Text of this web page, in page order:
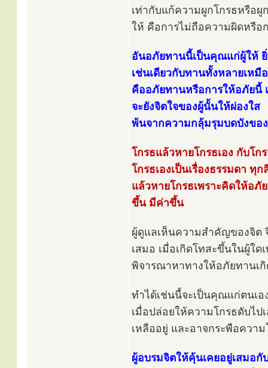
เท่ากับแก้ความผูกโกรธหรือ
ให้ คือการไม่ถือความผิดหรือ
อันอภัยทานนี้เป็นคุณแก่ผู้ให้ ยิ่
เช่นเดียวกับทานทั้งหลายเหมื
คืออภัยทานหรือการให้อภัยนี้
จะยังจิตใจของผู้นั้นให้ผ่องใส
พ้นจากความกลุ้มรุมบดบังขอ
โกรธแล้วหายโกรธเอง กับโ
โกรธเองเป็นเรื่องธรรมดา ทุ
แล้วหายโกรธเพราะคิดให้อภั
ขึ้น มีค่าขึ้น
ผู้ดูแลเห็นความสำคัญของจิต
เสมอ เมื่อเกิดโทสะขึ้นในผู้ใ
พิจารณาหาทางให้อภัยทานเ
ทำได้เช่นนี้จะเป็นคุณแก่ตนเ
เมื่อปล่อยให้ความโกรธดับไ
เหลืออยู่ และอาจกระพือควา
ผู้อบรมจิตให้คุ้นเคยอยู่เสมอกั